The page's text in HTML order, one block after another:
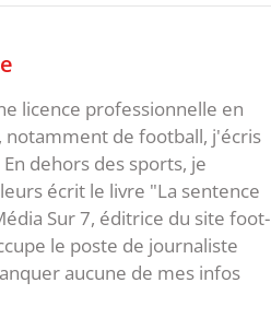
licence professionnelle en
notamment de football, j'écris
dehors des sports, je
écrit le livre "La sentence
Sur 7, éditrice du site foot-
le poste de journaliste
aucune de mes infos